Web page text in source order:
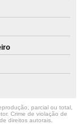
parcial ou total,
Crime de violação de
direitos autorais